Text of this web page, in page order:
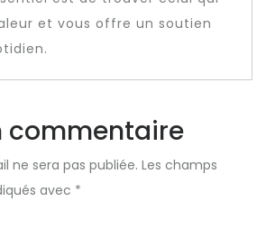
et vous offre un soutien
commentaire
ne sera pas publiée. Les champs
avec *